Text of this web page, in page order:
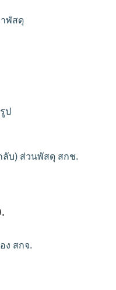
พัสดุ
ป
บ) ส่วนพัสดุ สกช.
ง สกจ.